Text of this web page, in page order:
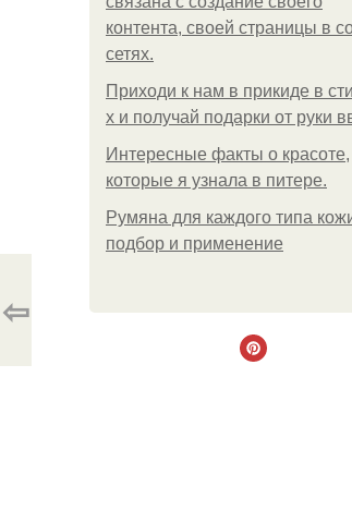
контента, своей страницы в
сетях.
Приходи к нам в прикиде в
х и получай подарки от руки
Интересные факты о красоте,
которые я узнала в питере.
Румяна для каждого типа
подбор и применение
⇦